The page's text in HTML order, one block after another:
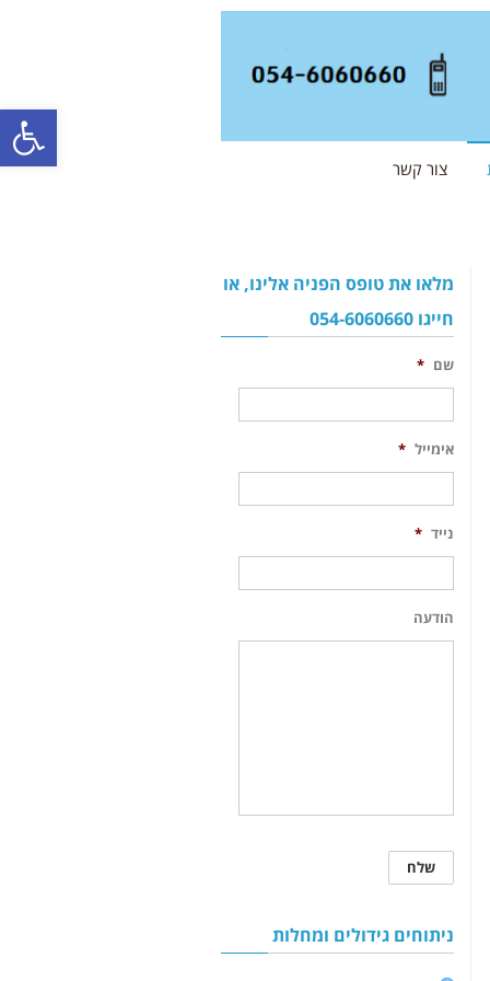
פתח
צור קשר
מלאו את טופס הפניה אלינו, או
חייגו 054-6060660
שם *
אימייל *
נייד *
הודעה
ניתוחים גידולים ומחלות